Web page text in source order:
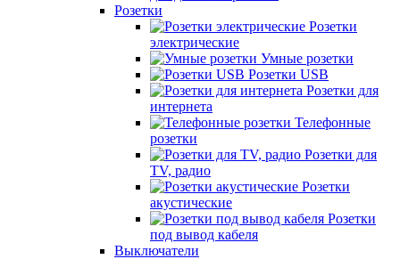
Розетки
Розетки
электрические
Умные розетки
Розетки USB
Розетки для
интернета
Телефонные
розетки
Розетки для
TV, радио
Розетки
акустические
Розетки
под вывод кабеля
Выключатели